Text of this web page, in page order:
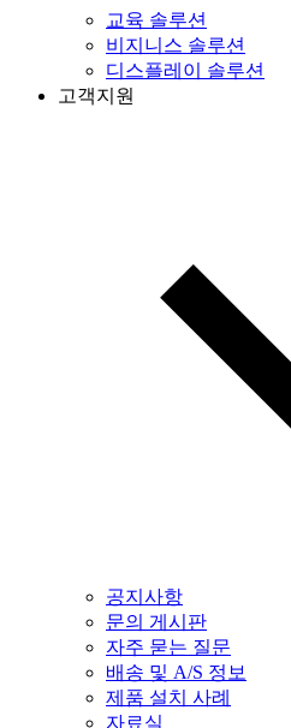
교육 솔루션
비지니스 솔루션
디스플레이 솔루션
고객지원
공지사항
문의 게시판
자주 묻는 질문
배송 및 A/S 정보
제품 설치 사례
자료실